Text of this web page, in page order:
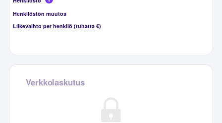
Henkilöstön muutos
Liikevaihto per henkilö (tuhatta €)
Verkkolaskutus